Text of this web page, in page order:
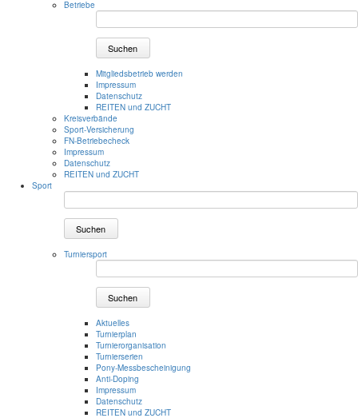
Betriebe
Suchen
Mitgliedsbetrieb werden
Impressum
Datenschutz
REITEN und ZUCHT
Kreisverbände
Sport-Versicherung
FN-Betriebecheck
Impressum
Datenschutz
REITEN und ZUCHT
Sport
Suchen
Turniersport
Suchen
Aktuelles
Turnierplan
Turnierorganisation
Turnierserien
Pony-Messbescheinigung
Anti-Doping
Impressum
Datenschutz
REITEN und ZUCHT